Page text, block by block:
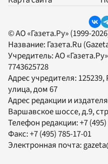
© АО «Газета.Ру» (1999-
Название: Газета.Ru
Учредитель:АО «Газета.Ру»
7743625728
Адрес учредителя:
улица, дом 67
Адрес редакции и
Варшавское шоссе, д.9,
Телефон редакции:+7
Факс:+7 (495) 785-17-01
Электронная почта: